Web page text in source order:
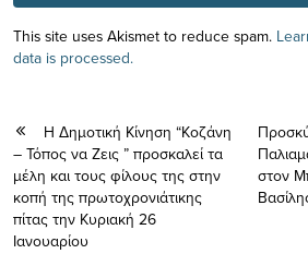
This site uses Akismet to reduce spam.
data is processed.
Η Δημοτική Κίνηση “Κοζάνη
– Τόπος να Ζεις ” προσκαλεί τα
μέλη και τους φίλους της στην
κοπή της πρωτοχρονιάτικης
πίτας την Κυριακή 26
Ιανουαρίου
στον